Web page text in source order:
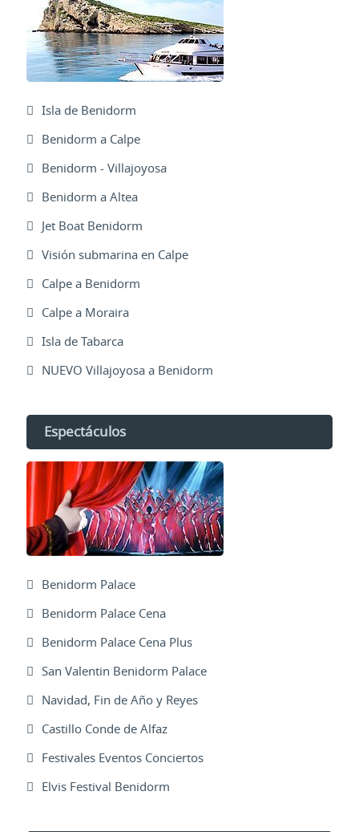
Isla de Benidorm
Benidorm a Calpe
Benidorm - Villajoyosa
Benidorm a Altea
Jet Boat Benidorm
Visión submarina en Calpe
Calpe a Benidorm
Calpe a Moraira
Isla de Tabarca
NUEVO Villajoyosa a Benidorm
Espectáculos
Benidorm Palace
Benidorm Palace Cena
Benidorm Palace Cena Plus
San Valentin Benidorm Palace
Navidad, Fin de Año y Reyes
Castillo Conde de Alfaz
Festivales Eventos Conciertos
Elvis Festival Benidorm